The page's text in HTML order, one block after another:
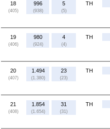
18
(405)
996
(938)
5
(5)
TH
19
(406)
980
(924)
4
(4)
TH
20
(407)
1.494
(1.380)
23
(23)
TH
21
(408)
1.854
(1.654)
31
(31)
TH